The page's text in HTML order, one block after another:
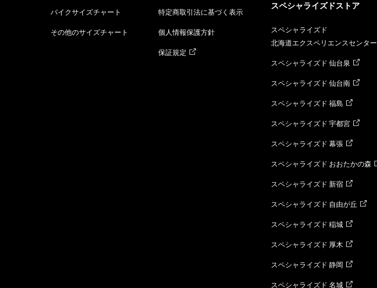
バイクサイズチャート
その他のサイズチャート
特定商取引法に基づく表示
個人情報保護方針
保証規定
スペシャライズドストア
スペシャライズド
北海道エクスペリエンスセンター
スペシャライズド 仙台泉
スペシャライズド 仙台南
スペシャライズド 福島
スペシャライズド 宇都宮
スペシャライズド 幕張
スペシャライズド おおたかの森
スペシャライズド 新宿
スペシャライズド 自由が丘
スペシャライズド 稲城
スペシャライズド 厚木
スペシャライズド 静岡
スペシャライズド 名城